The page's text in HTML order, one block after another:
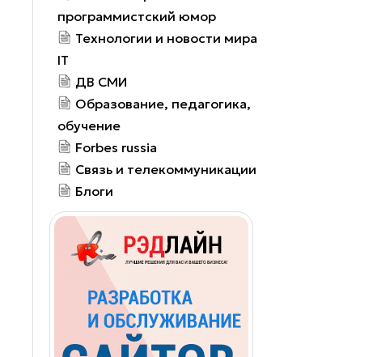
программистский юмор
Технологии и новости мира
IT
ДВ СМИ
Образование, педагогика,
обучение
Forbes russia
Связь и телекоммуникации
Блоги